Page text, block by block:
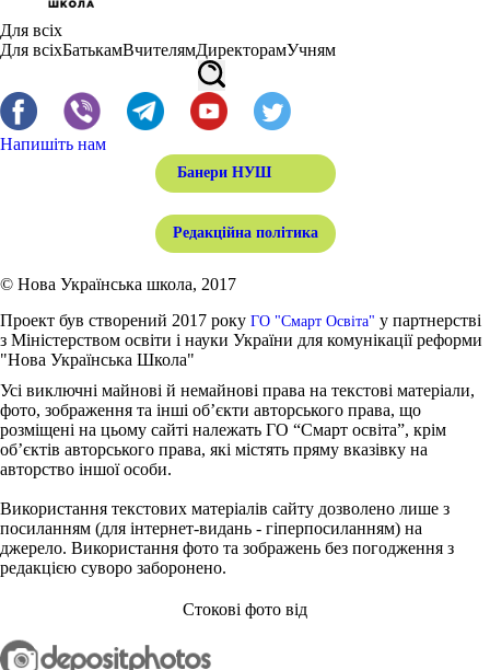
Для всіх
Для всіхБатькамВчителямДиректорамУчням
Напишіть нам
Банери НУШ
Редакційна політика
© Нова Українська школа, 2017
Проект був створений 2017 року ГО "Смарт Освіта" у партнерстві
з Міністерством освіти і науки України для комунікації реформи
"Нова Українська Школа"
Усі виключні майнові й немайнові права на текстові матеріали,
фото, зображення та інші об’єкти авторського права, що
розміщені на цьому сайті належать ГО “Смарт освіта”, крім
об’єктів авторського права, які містять пряму вказівку на
авторство іншої особи.
Використання текстових матеріалів сайту дозволено лише з
посиланням (для інтернет-видань - гіперпосиланням) на
джерело. Використання фото та зображень без погодження з
редакцією суворо заборонено.
Стокові фото від